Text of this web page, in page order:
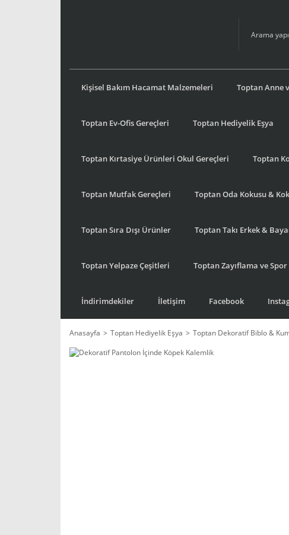
Kişisel Bakım Hacamat Malzemeleri Toptan Anne
Toptan Ev-Ofis Gereçleri Toptan Hediyelik Eşya
Toptan Kırtasiye Ürünleri Okul Gereçleri Toptan
Toptan Mutfak Gereçleri Toptan Oda Kokusu &
Toptan Sıra Dışı Ürünler Toptan Takı Erkek &
Toptan Yelpaze Çeşitleri Toptan Zayıflama ve
İndirimdekiler İletişim Facebook
Anasayfa Toptan Hediyelik Eşya Toptan Dekoratif Biblo &